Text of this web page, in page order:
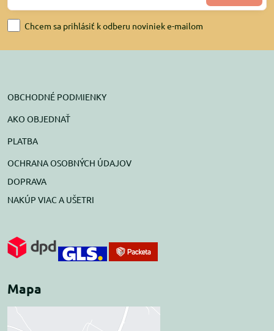
Chcem sa prihlásiť k odberu noviniek e-mailom
OBCHODNÉ PODMIENKY
AKO OBJEDNAŤ
PLATBA
OCHRANA OSOBNÝCH ÚDAJOV
DOPRAVA
NAKÚP VIAC A UŠETRI
Mapa